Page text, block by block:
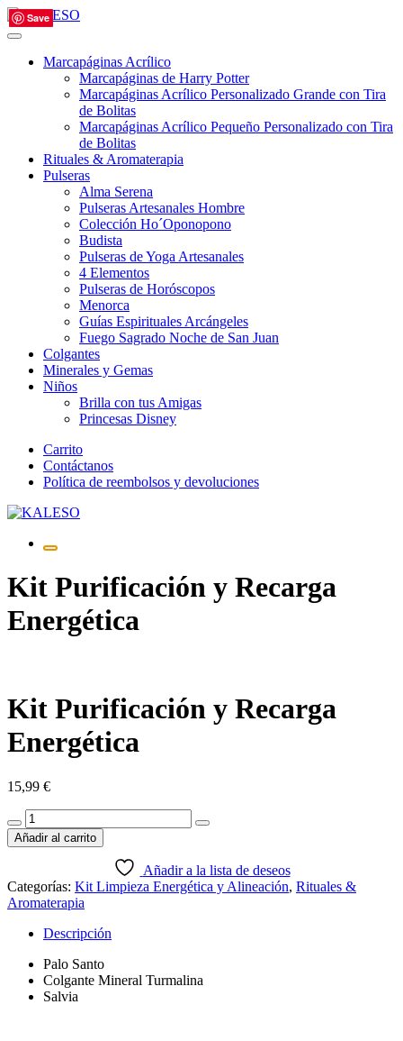
Marcapáginas Acrílico
Marcapáginas de Harry Potter
Marcapáginas Acrílico Personalizado Grande con Tira
de Bolitas
Marcapáginas Acrílico Pequeño Personalizado con Tira
de Bolitas
Rituales & Aromaterapia
Pulseras
Alma Serena
Pulseras Artesanales Hombre
Colección Ho´Oponopono
Budista
Pulseras de Yoga Artesanales
4 Elementos
Pulseras de Horóscopos
Menorca
Guías Espirituales Arcángeles
Fuego Sagrado Noche de San Juan
Colgantes
Minerales y Gemas
Niños
Brilla con tus Amigas
Princesas Disney
Saltar
contenido
Carrito
Contáctanos
Política de reembolsos y devoluciones
Kit Purificación y Recarga
Energética
Save
Kit Purificación y Recarga
Energética
15,99 €
Kit
Purificación
y
Energética
cantidad
Añadir al carrito
Añadir a la lista de deseos
Categorías: Kit Limpieza Energética y Alineación, Rituales &
Aromaterapia
Descripción
Palo Santo
Colgante Mineral Turmalina
Salvia
Save
Save
Save
Save